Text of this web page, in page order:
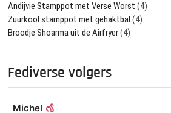
Andijvie Stamppot met Verse Worst (4)
Zuurkool stamppot met gehaktbal (4)
Broodje Shoarma uit de Airfryer(4)
Fediverse volgers
Michel